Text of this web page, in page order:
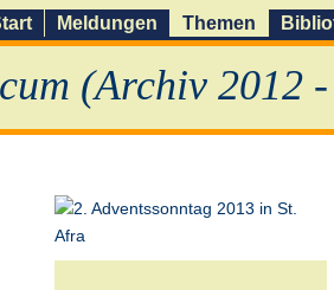
(Archiv 2012
Meldungen Themen